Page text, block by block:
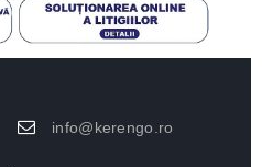
info@kerengo.ro